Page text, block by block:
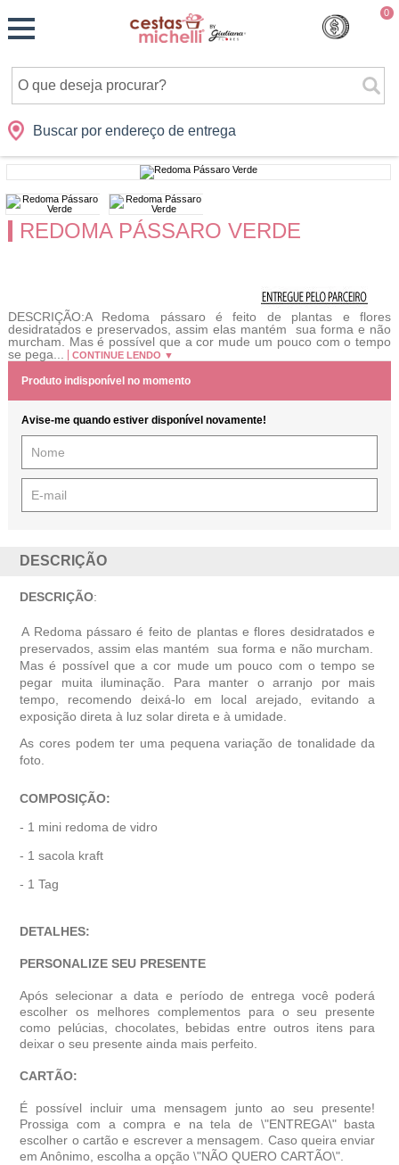
0
Buscar por endereço de entrega
Cidades Presentes Datas Shopping
Monte
sua
REDOMA PÁSSARO VERDE
DESCRIÇÃO:A Redoma pássaro é feito de plantas e flores
desidratados e preservados, assim elas mantém sua forma e não
murcham. Mas é possível que a cor mude um pouco com o tempo
se pega...
CONTINUE LENDO ▼
Produto indisponível no momento
Avise-me quando estiver disponível novamente!
DESCRIÇÃO
DESCRIÇÃO:
A Redoma pássaro é feito de plantas e flores desidratados e
preservados, assim elas mantém sua forma e não murcham.
Mas é possível que a cor mude um pouco com o tempo se
pegar muita iluminação. Para manter o arranjo por mais
tempo, recomendo deixá-lo em local arejado, evitando a
exposição direta à luz solar direta e à umidade.
As cores podem ter uma pequena variação de tonalidade da
foto.
COMPOSIÇÃO:
- 1 mini redoma de vidro
- 1 sacola kraft
- 1 Tag
DETALHES:
PERSONALIZE SEU PRESENTE
Após selecionar a data e período de entrega você poder
escolher os melhores complementos para o seu presente
como pelúcias, chocolates, bebidas entre outros itens para
deixar o seu presente ainda mais perfeito.
CARTÃO:
É possível incluir uma mensagem junto ao seu presente!
Prossiga com a compra e na tela de \"ENTREGA\" basta
escolher o cartão e escrever a mensagem. Caso queira enviar
em Anônimo, escolha a opção \"NÃO QUERO CARTÃO\".